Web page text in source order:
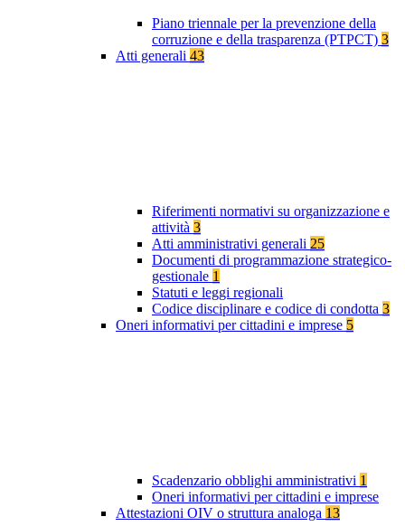
Piano triennale per la prevenzione della
corruzione e della trasparenza (PTPCT) 3
Atti generali 43
Riferimenti normativi su organizzazione e
attività 3
Atti amministrativi generali 25
Documenti di programmazione strategico-
gestionale 1
Statuti e leggi regionali
Codice disciplinare e codice di condotta 3
Oneri informativi per cittadini e imprese 5
Scadenzario obblighi amministrativi 1
Oneri informativi per cittadini e imprese
Attestazioni OIV o struttura analoga 13